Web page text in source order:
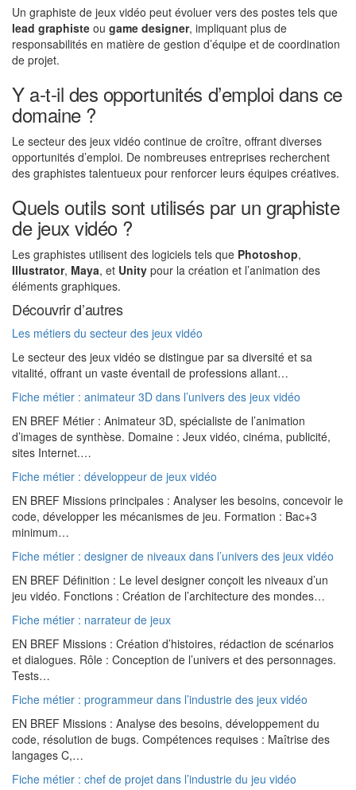
Un graphiste de jeux vidéo peut évoluer vers des postes tels que
lead graphiste ou game designer, impliquant plus de
responsabilités en matière de gestion d’équipe et de coordination
de projet.
Y a-t-il des opportunités d’emploi dans ce
domaine ?
Le secteur des jeux vidéo continue de croître, offrant diverses
opportunités d’emploi. De nombreuses entreprises recherchent
des graphistes talentueux pour renforcer leurs équipes créatives.
Quels outils sont utilisés par un graphiste
de jeux vidéo ?
Les graphistes utilisent des logiciels tels que Photoshop,
Illustrator, Maya, et Unity pour la création et l’animation des
éléments graphiques.
Découvrir d’autres
Les métiers du secteur des jeux vidéo
Le secteur des jeux vidéo se distingue par sa diversité et sa
vitalité, offrant un vaste éventail de professions allant…
Fiche métier : animateur 3D dans l’univers des jeux vidéo
EN BREF Métier : Animateur 3D, spécialiste de l’animation
d’images de synthèse. Domaine : Jeux vidéo, cinéma, publicité,
sites Internet.…
Fiche métier : développeur de jeux vidéo
EN BREF Missions principales : Analyser les besoins, concevoir le
code, développer les mécanismes de jeu. Formation : Bac+3
minimum…
Fiche métier : designer de niveaux dans l’univers des jeux vidéo
EN BREF Définition : Le level designer conçoit les niveaux d’un
jeu vidéo. Fonctions : Création de l’architecture des mondes…
Fiche métier : narrateur de jeux
EN BREF Missions : Création d’histoires, rédaction de scénarios
et dialogues. Rôle : Conception de l’univers et des personnages.
Tests…
Fiche métier : programmeur dans l’industrie des jeux vidéo
EN BREF Missions : Analyse des besoins, développement du
code, résolution de bugs. Compétences requises : Maîtrise des
langages C,…
Fiche métier : chef de projet dans l’industrie du jeu vidéo